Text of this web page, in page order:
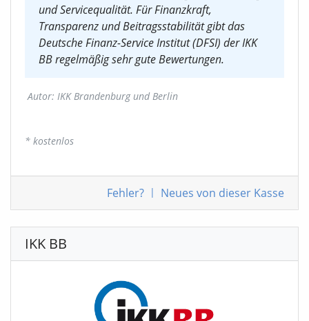
und Servicequalität. Für Finanzkraft,
Transparenz und Beitragsstabilität gibt das
Deutsche Finanz-Service Institut (DFSI) der IKK
BB regelmäßig sehr gute Bewertungen.
Autor: IKK Brandenburg und Berlin
* kostenlos
Fehler? | Neues von dieser Kasse
IKK BB